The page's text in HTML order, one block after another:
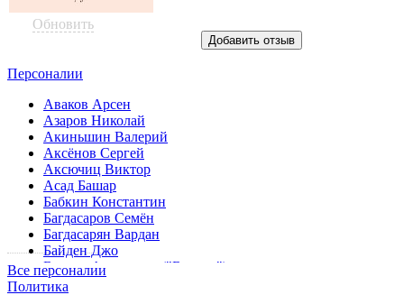
Обновить
Персоналии
Аваков Арсен
Азаров Николай
Акиньшин Валерий
Аксёнов Сергей
Аксючиц Виктор
Асад Башар
Бабкин Константин
Багдасаров Семён
Багдасарян Вардан
Байден Джо
Беднов Александр ("Бэтмен")
Безлер Игорь
Все персоналии
Политика